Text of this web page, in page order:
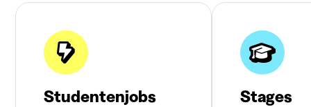
Studentenjobs Stages